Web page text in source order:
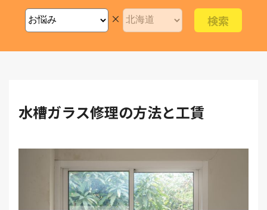
×
水槽ガラス修理の方法と工賃